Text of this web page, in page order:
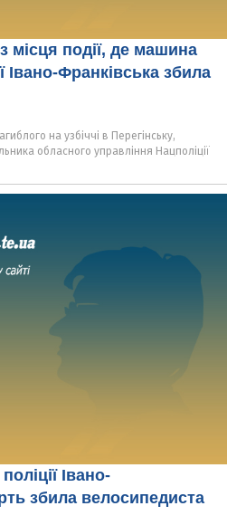
місця події, де машина
Івано-Франківська збила
на узбіччі в Перегінську,
обласного управління Нацполіції
Івано-
збила велосипедиста